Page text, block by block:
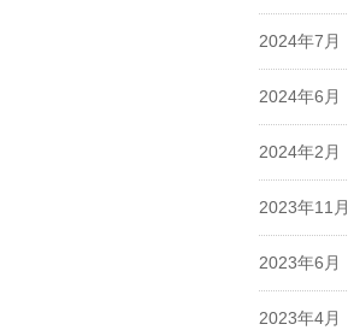
2024年7月
2024年6月
2024年2月
2023年11月
2023年6月
2023年4月